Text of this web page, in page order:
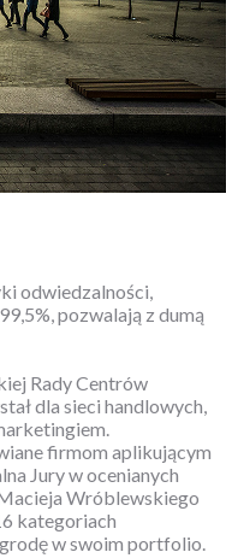
odwiedzalności,
pozwalają z dumą
Rady Centrów
dla sieci handlowych,
firmom aplikującym
Jury w ocenianych
Wróblewskiego
kategoriach
w swoim portfolio.